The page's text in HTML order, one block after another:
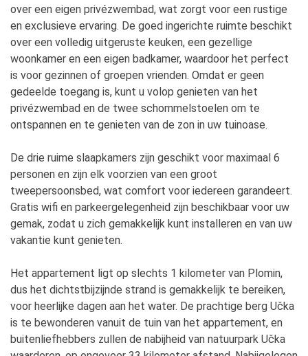
over een eigen privézwembad, wat zorgt voor een rustige
en exclusieve ervaring. De goed ingerichte ruimte beschikt
over een volledig uitgeruste keuken, een gezellige
woonkamer en een eigen badkamer, waardoor het perfect
is voor gezinnen of groepen vrienden. Omdat er geen
gedeelde toegang is, kunt u volop genieten van het
privézwembad en de twee schommelstoelen om te
ontspannen en te genieten van de zon in uw tuinoase.
De drie ruime slaapkamers zijn geschikt voor maximaal 6
personen en zijn elk voorzien van een groot
tweepersoonsbed, wat comfort voor iedereen garandeert.
Gratis wifi en parkeergelegenheid zijn beschikbaar voor uw
gemak, zodat u zich gemakkelijk kunt installeren en van uw
vakantie kunt genieten.
Het appartement ligt op slechts 1 kilometer van Plomin,
dus het dichtstbijzijnde strand is gemakkelijk te bereiken,
voor heerlijke dagen aan het water. De prachtige berg Učka
is te bewonderen vanuit de tuin van het appartement, en
buitenliefhebbers zullen de nabijheid van natuurpark Učka